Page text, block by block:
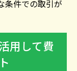
条件での取引が
用して費